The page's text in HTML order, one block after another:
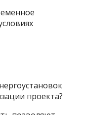
проекта?